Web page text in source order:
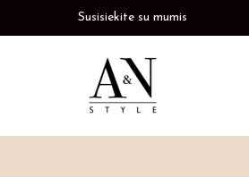
Susisiekite su mumisPrekių papildymas